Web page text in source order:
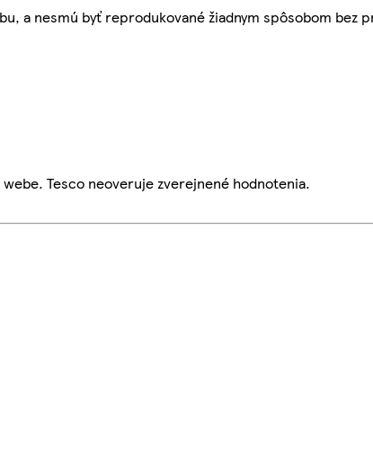
a nesmú byť reprodukované žiadnym spôsobom bez
Tesco neoveruje zverejnené hodnotenia.